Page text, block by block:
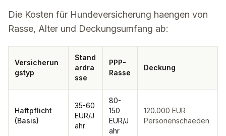
Die Kosten für Hundeversicherung haengen von
Rasse, Alter und Deckungsumfang ab:
Versicherun
gstyp
Stand
ardra
sse
PPP-
Rasse
Deckung
Haftpflicht
(Basis)
35-60
EUR/J
ahr
80-
150
EUR/J
ahr
120.000 EUR
Personenschaeden